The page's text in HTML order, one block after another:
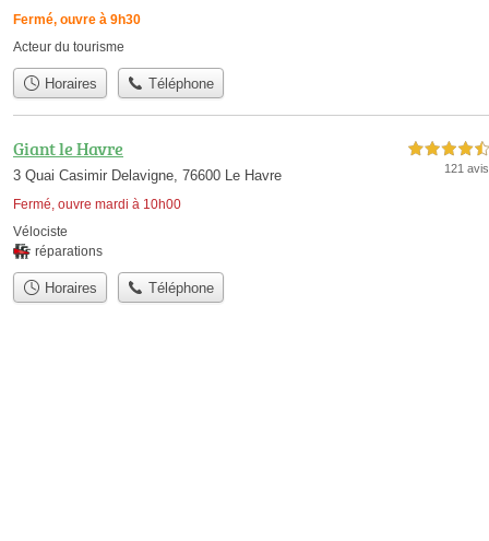
Fermé, ouvre à 9h30
Acteur du tourisme
Horaires Téléphone
Giant le Havre
3 Quai Casimir Delavigne, 76600 Le Havre
Fermé, ouvre mardi à 10h00
4,5 étoiles sur 5
121 avis
Vélociste
réparations
Horaires Téléphone